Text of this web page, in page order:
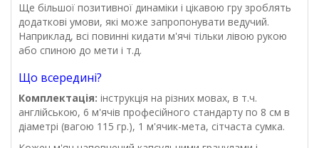
Ще більшої позитивної динаміки і цікавою гру зроблять
додаткові умови, які може запропонувати ведучий.
Наприклад, всі повинні кидати м'ячі тільки лівою рукою
або спиною до мети і т.д.
Що всередині?
Комплектація: інструкція на різних мовах, в т.ч.
англійською, 6 м'ячів професійного стандарту по 8 см в
діаметрі (вагою 115 гр.), 1 м'ячик-мета, сітчаста сумка.